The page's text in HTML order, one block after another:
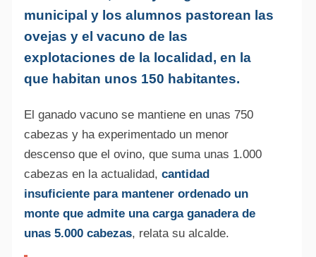
municipal y los alumnos pastorean las
ovejas y el vacuno de las
explotaciones de la localidad, en la
que habitan unos 150 habitantes.
El ganado vacuno se mantiene en unas 750
cabezas y ha experimentado un menor
descenso que el ovino, que suma unas 1.000
cabezas en la actualidad, cantidad
insuficiente para mantener ordenado un
monte que admite una carga ganadera de
unas 5.000 cabezas, relata su alcalde.